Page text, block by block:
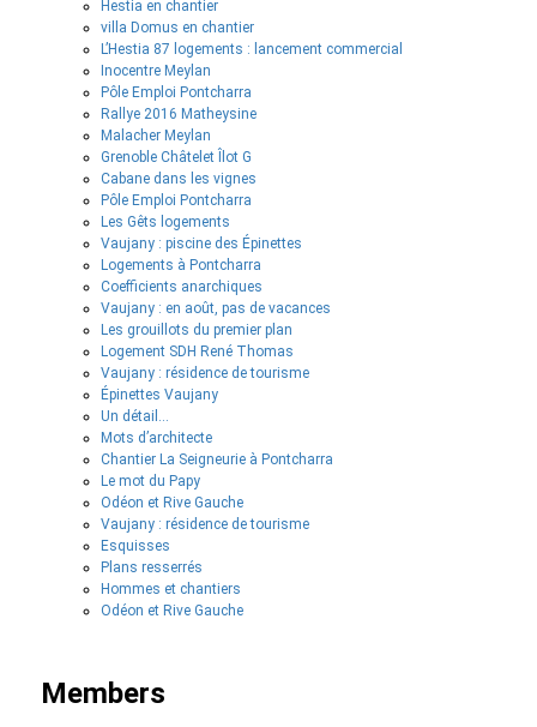
Hestia en chantier
villa Domus en chantier
L’Hestia 87 logements : lancement commercial
Inocentre Meylan
Pôle Emploi Pontcharra
Rallye 2016 Matheysine
Malacher Meylan
Grenoble Châtelet Îlot G
Cabane dans les vignes
Pôle Emploi Pontcharra
Les Gêts logements
Vaujany : piscine des Épinettes
Logements à Pontcharra
Coefficients anarchiques
Vaujany : en août, pas de vacances
Les grouillots du premier plan
Logement SDH René Thomas
Vaujany : résidence de tourisme
Épinettes Vaujany
Un détail…
Mots d’architecte
Chantier La Seigneurie à Pontcharra
Le mot du Papy
Odéon et Rive Gauche
Vaujany : résidence de tourisme
Esquisses
Plans resserrés
Hommes et chantiers
Odéon et Rive Gauche
Members